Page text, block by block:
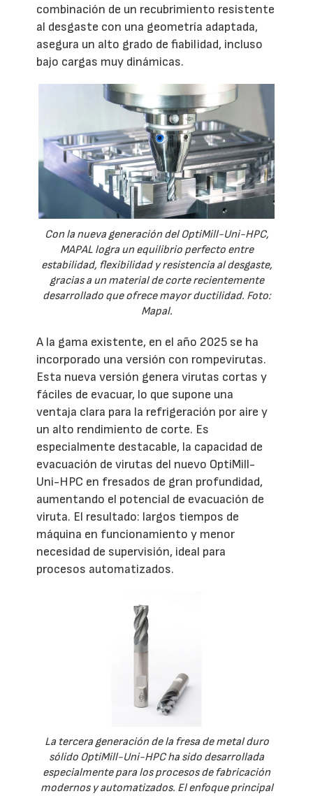
combinación de un recubrimiento resistente
al desgaste con una geometría adaptada,
asegura un alto grado de fiabilidad, incluso
bajo cargas muy dinámicas.
Con la nueva generación del OptiMill-Uni-HPC,
MAPAL logra un equilibrio perfecto entre
estabilidad, flexibilidad y resistencia al desgaste,
gracias a un material de corte recientemente
desarrollado que ofrece mayor ductilidad. Foto:
Mapal.
A la gama existente, en el año 2025 se ha
incorporado una versión con rompevirutas.
Esta nueva versión genera virutas cortas y
fáciles de evacuar, lo que supone una
ventaja clara para la refrigeración por aire y
un alto rendimiento de corte. Es
especialmente destacable, la capacidad de
evacuación de virutas del nuevo OptiMill-
Uni-HPC en fresados de gran profundidad,
aumentando el potencial de evacuación de
viruta. El resultado: largos tiempos de
máquina en funcionamiento y menor
necesidad de supervisión, ideal para
procesos automatizados.
La tercera generación de la fresa de metal duro
sólido OptiMill-Uni-HPC ha sido desarrollada
especialmente para los procesos de fabricación
modernos y automatizados. El enfoque principal